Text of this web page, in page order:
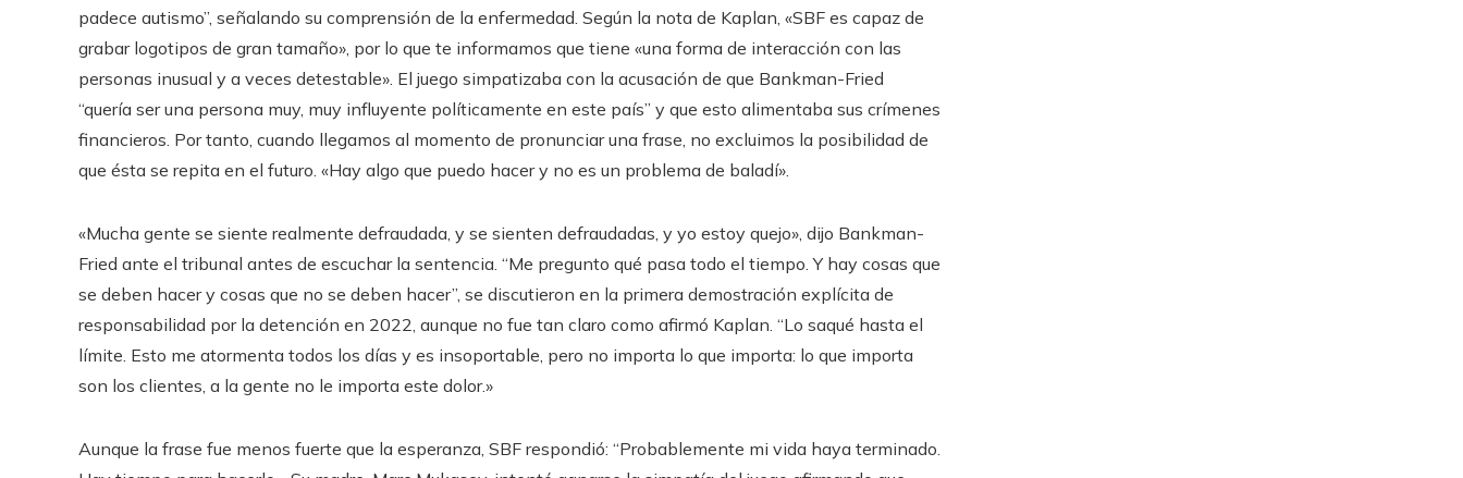
padece autismo”, señalando su comprensión de la enfermedad. Según la nota de Kaplan, «SBF es capaz de
grabar logotipos de gran tamaño», por lo que te informamos que tiene «una forma de interacción con las
personas inusual y a veces detestable». El juego simpatizaba con la acusación de que Bankman-Fried
“quería ser una persona muy, muy influyente políticamente en este país” y que esto alimentaba sus crímenes
financieros. Por tanto, cuando llegamos al momento de pronunciar una frase, no excluimos la posibilidad de
que ésta se repita en el futuro. «Hay algo que puedo hacer y no es un problema de baladí».
«Mucha gente se siente realmente defraudada, y se sienten defraudadas, y yo estoy quejo», dijo Bankman-
Fried ante el tribunal antes de escuchar la sentencia. “Me pregunto qué pasa todo el tiempo. Y hay cosas que
se deben hacer y cosas que no se deben hacer”, se discutieron en la primera demostración explícita de
responsabilidad por la detención en 2022, aunque no fue tan claro como afirmó Kaplan. “Lo saqué hasta el
límite. Esto me atormenta todos los días y es insoportable, pero no importa lo que importa: lo que importa
son los clientes, a la gente no le importa este dolor.»
Aunque la frase fue menos fuerte que la esperanza, SBF respondió: “Probablemente mi vida haya terminado.